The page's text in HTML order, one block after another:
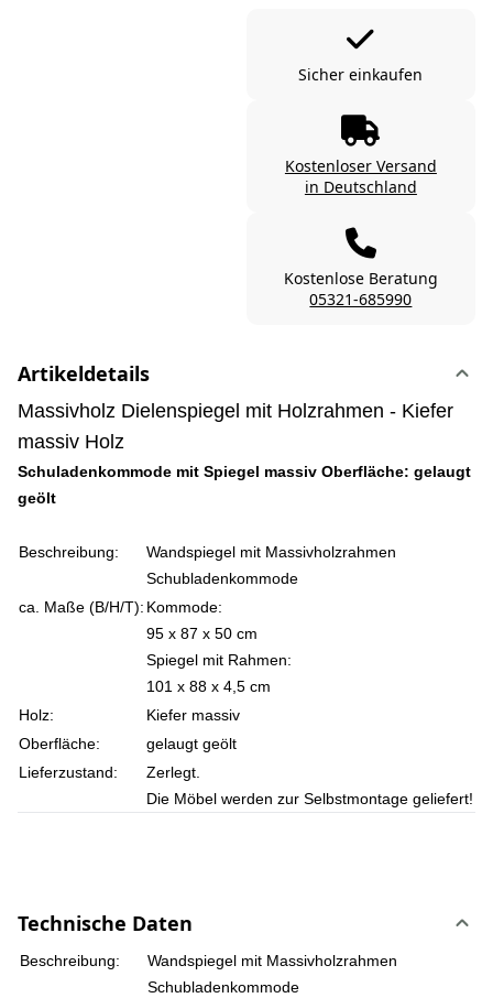
Sicher einkaufen
Kostenloser Versand
in Deutschland
Kostenlose Beratung
05321-685990
Artikeldetails
Massivholz Dielenspiegel mit Holzrahmen - Kiefer
massiv Holz
Schuladenkommode mit Spiegel massiv Oberfläche: gelaugt
geölt
Beschreibung:
Wandspiegel mit Massivholzrahmen
Schubladenkommode
ca. Maße (B/H/T): Kommode:
95 x 87 x 50 cm
Spiegel mit Rahmen:
101 x 88 x 4,5 cm
Holz:
Kiefer massiv
Oberfläche:
gelaugt geölt
Lieferzustand:
Zerlegt.
Die Möbel werden zur Selbstmontage geliefert!
Technische Daten
Beschreibung:
Wandspiegel mit Massivholzrahmen
Schubladenkommode